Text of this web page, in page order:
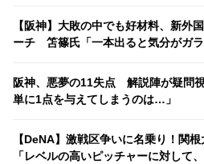
【阪神】大敗の中でも好材料、新外
ーチ 笘篠氏「一本出ると気分がガラ
阪神、悪夢の11失点 解説陣が疑問
単に1点を与えてしまうのは…」
【DeNA】激戦区争いに名乗り！関
「レベルの高いピッチャーに対して